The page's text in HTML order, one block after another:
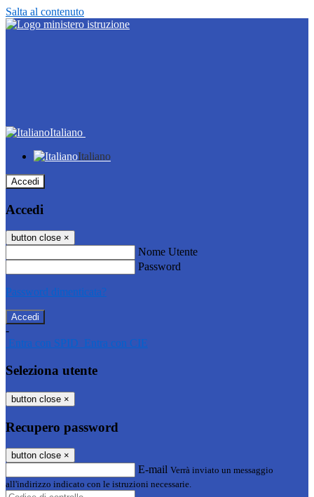
Salta al contenuto
Italiano
Italiano
Accedi
Accedi
button close ×
Nome Utente
Password
Password dimenticata?
-
Entra con SPID Entra con CIE
Seleziona utente
button close ×
Recupero password
button close ×
E-mail Verrà inviato un messaggio
all'indirizzo indicato con le istruzioni necessarie.